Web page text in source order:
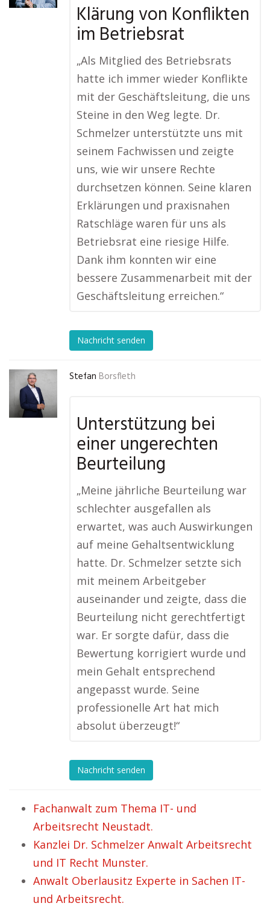
Klärung von Konflikten
im Betriebsrat
„Als Mitglied des Betriebsrats
hatte ich immer wieder Konflikte
mit der Geschäftsleitung, die uns
Steine in den Weg legte. Dr.
Schmelzer unterstützte uns mit
seinem Fachwissen und zeigte
uns, wie wir unsere Rechte
durchsetzen können. Seine klaren
Erklärungen und praxisnahen
Ratschläge waren für uns als
Betriebsrat eine riesige Hilfe.
Dank ihm konnten wir eine
bessere Zusammenarbeit mit der
Geschäftsleitung erreichen.“
Nachricht senden
Stefan Borsfleth
Unterstützung bei
einer ungerechten
Beurteilung
„Meine jährliche Beurteilung war
schlechter ausgefallen als
erwartet, was auch Auswirkungen
auf meine Gehaltsentwicklung
hatte. Dr. Schmelzer setzte sich
mit meinem Arbeitgeber
auseinander und zeigte, dass die
Beurteilung nicht gerechtfertigt
war. Er sorgte dafür, dass die
Bewertung korrigiert wurde und
mein Gehalt entsprechend
angepasst wurde. Seine
professionelle Art hat mich
absolut überzeugt!“
Nachricht senden
Fachanwalt zum Thema IT- und
Arbeitsrecht Neustadt.
Kanzlei Dr. Schmelzer Anwalt Arbeitsrecht
und IT Recht Munster.
Anwalt Oberlausitz Experte in Sachen IT-
und Arbeitsrecht.